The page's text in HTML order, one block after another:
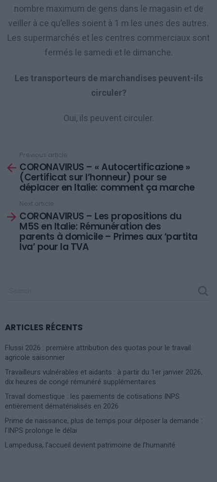
nombre maximum de gens dans le magasin et de
veiller à ce qu’elles soient à 1 m les unes des autres.
Les supermarchés et les centres commerciaux sont
fermés le samedi et le dimanche.
Les transporteurs de marchandises peuvent-ils
circuler?
Oui, ils peuvent circuler.
more
Previous article
CORONAVIRUS – « Autocertificazione »
(Certificat sur l’honneur) pour se
déplacer en Italie: comment ça marche
Next article
CORONAVIRUS – Les propositions du
M5S en Italie: Rémunération des
parents à domicile – Primes aux ‘partita
Iva’ pour la TVA
ARTICLES RÉCENTS
Flussi 2026 : première attribution des quotas pour le travail
agricole saisonnier
Travailleurs vulnérables et aidants : à partir du 1er janvier 2026,
dix heures de congé rémunéré supplémentaires
Travail domestique : les paiements de cotisations INPS
entièrement dématérialisés en 2026
Prime de naissance, plus de temps pour déposer la demande :
l’INPS prolonge le délai
Lampedusa, l’accueil devient patrimoine de l’humanité